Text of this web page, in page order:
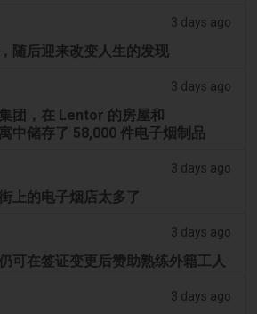
3 days ago
随后迎来改变人生的发现
3 days ago
团，在 Lentor 的房屋和
中储存了 58,000 件电子烟制品
3 days ago
上的电子烟店太多了
3 days ago
可在签证变更后赞助熟练外籍工人
3 days ago